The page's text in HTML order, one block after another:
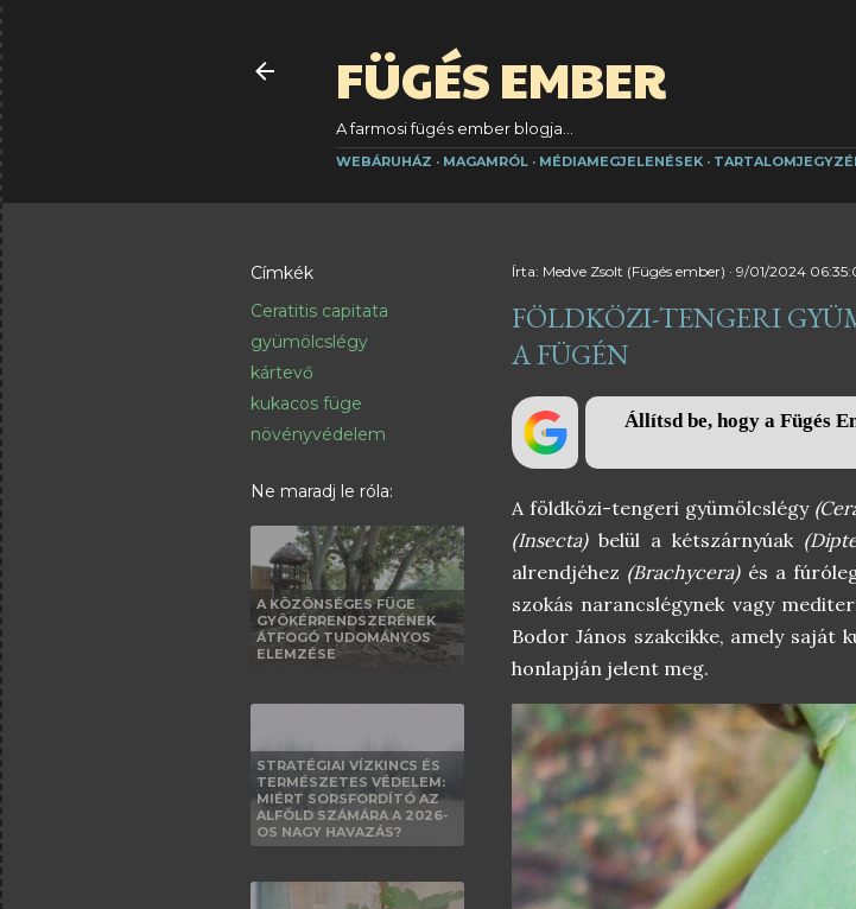
FÜGÉS EMBER
A farmosi fügés ember blogja...
WEBÁRUHÁZ MAGAMRÓL MÉDIAMEGJELENÉSEK
Címkék
Ceratitis capitata
gyümölcslégy
kártevő
kukacos füge
növényvédelem
Ne maradj le róla:
A KÖZÖNSÉGES FÜGE
GYÖKÉRRENDSZERÉNEK
ÁTFOGÓ TUDOMÁNYOS
ELEMZÉSE
STRATÉGIAI VÍZKINCS ÉS
TERMÉSZETES VÉDELEM:
MIÉRT SORSFORDÍTÓ AZ
ALFÖLD SZÁMÁRA A 2026-
OS NAGY HAVAZÁS?
Írta: Medve Zsolt (Fügés ember) 9/01/2024
FÖLDKÖZI-TENGERI
A FÜGÉN
Állítsd be, hogy a Fügés
A földközi-tengeri gyümölcslégy
(Insecta)belül a kétszárnyúak
alrendjéhez (Brachycera)és a
szokás narancslégynek vagy
Bodor János szakcikke, amely saját
honlapján jelent meg.